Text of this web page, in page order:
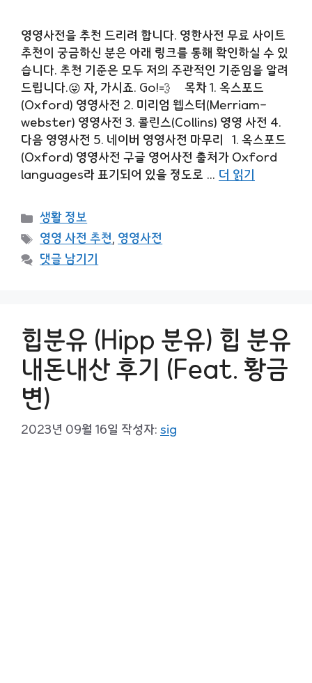
영영사전을 추천 드리려 합니다. 영한사전 무료 사이트
추천이 궁금하신 분은 아래 링크를 통해 확인하실 수 있
습니다. 추천 기준은 모두 저의 주관적인 기준임을 알려
드립니다.😜 자, 가시죠. Go!💨 목차 1. 옥스포드
(Oxford) 영영사전 2. 미리엄 웹스터(Merriam-
webster) 영영사전 3. 콜린스(Collins) 영영 사전 4.
다음 영영사전 5. 네이버 영영사전 마무리 1. 옥스포드
(Oxford) 영영사전 구글 영어사전 출처가 Oxford
languages라 표기되어 있을 정도로 … 더 읽기
카
테
고
리
생활 정보
태
그
영영 사전 추천, 영영사전
댓글 남기기
힙분유 (Hipp 분유) 힙 분유
내돈내산 후기 (Feat. 황금
변)
2023년 09월 16일 작성자: sig